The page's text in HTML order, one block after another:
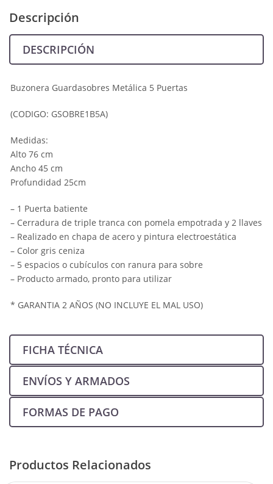
Descripción
DESCRIPCIÓN
Buzonera Guardasobres Metálica 5 Puertas
(CODIGO: GSOBRE1B5A)
Medidas:
Alto 76 cm
Ancho 45 cm
Profundidad 25cm
– 1 Puerta batiente
– Cerradura de triple tranca con pomela empotrada y 2 llaves
– Realizado en chapa de acero y pintura electroestática
– Color gris ceniza
– 5 espacios o cubículos con ranura para sobre
– Producto armado, pronto para utilizar
* GARANTIA 2 AÑOS (NO INCLUYE EL MAL USO)
FICHA TÉCNICA
ENVÍOS Y ARMADOS
FORMAS DE PAGO
Productos Relacionados